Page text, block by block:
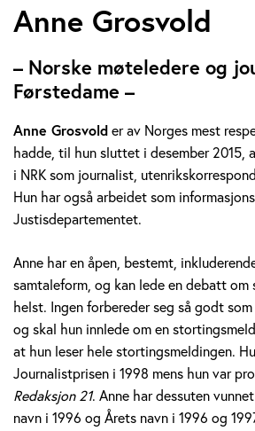
A
n
n
e
G
r
s
v
o
l
d
Anne Grosvold
– Norske møteledere og
Førstedame –
Anne Grosvolder av Norges mest
hadde, til hun sluttet i desember 2015,
i NRK som journalist,
Hun har også arbeidet som
Justisdepartementet.
Anne har en åpen, bestemt,
samtaleform, og kan lede en debatt
helst. Ingen forbereder seg så godt
og skal hun innlede om en
at hun leser hele stortingsmeldingen.
Journalistprisen i 1998 mens hun var
Redaksjon 21. Anne har dessuten
navn i 1996 og Årets navn i 1996 og